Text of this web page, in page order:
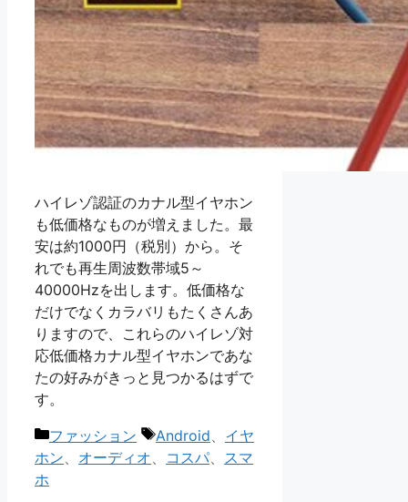
ハイレゾ認証のカナル型イヤホン
も低価格なものが増えました。最
安は約1000円（税別）から。そ
れでも再生周波数帯域5～
40000Hzを出します。低価格な
だけでなくカラバリもたくさんあ
りますので、これらのハイレゾ対
応低価格カナル型イヤホンであな
たの好みがきっと見つかるはずで
す。
カ
テ
ファッション
タ
グ
Android
イヤ
ホン
オーディオ コスパ
スマ
ホ